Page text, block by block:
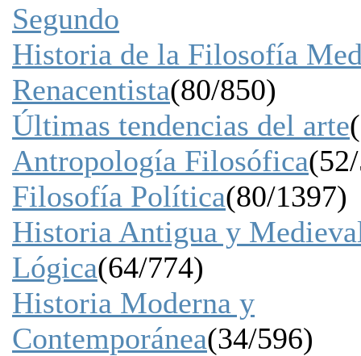
Segundo
Historia de la Filosofía
Renacentista(80/850)
Últimas tendencias del arte
Antropología Filosófica
Filosofía Política(80/1397)
Historia Antigua y
Lógica(64/774)
Historia Moderna y
Contemporánea(34/596)